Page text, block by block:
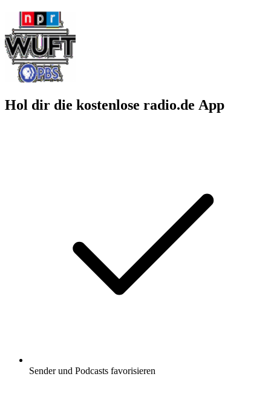
Hol dir die kostenlose radio.de App
Sender und Podcasts favorisieren